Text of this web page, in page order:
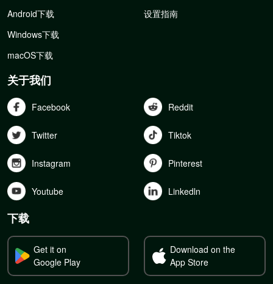
Android下载
Windows下载
macOS下载
设置指南
关于我们
Facebook Reddit
Twitter Tiktok
Instagram Pinterest
Youtube Linkedln
下载
Get it on
Google Play
Download on the
App Store